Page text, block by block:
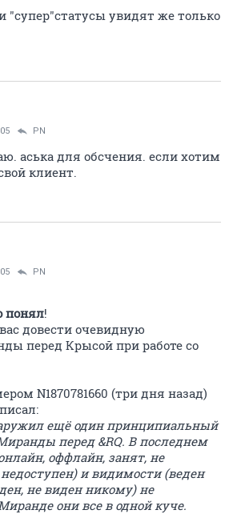
"супер"статусы увидят же только
PN
аська для обсчения. если хотим
клиент.
PN
понял!
довести очевидную
перед Крысой при работе со
N1870781660 (три дня назад)
ещё один принципиальный
перед &RQ. В последнем
оффлайн, занят, не
и видимости (веден
не виден никому) не
они все в одной куче.